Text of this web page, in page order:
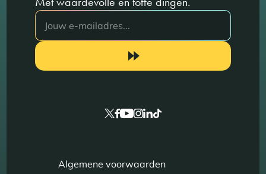
Algemene voorwaarden